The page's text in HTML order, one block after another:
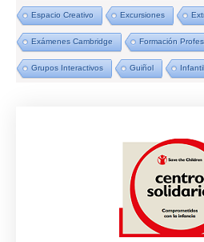
Espacio Creativo Excursiones
Exámenes Cambridge Formación
Grupos Interactivos Guiñol Infantil